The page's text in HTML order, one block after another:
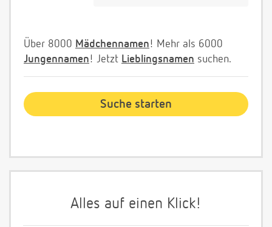
Über 8000 Mädchennamen! Mehr als 6000
Jungennamen! Jetzt Lieblingsnamen suchen.
Alles auf einen Klick!